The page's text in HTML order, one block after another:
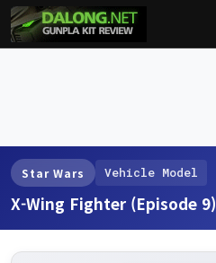
Star Wars Vehicle Model
X-Wing Fighter (Episode 9)